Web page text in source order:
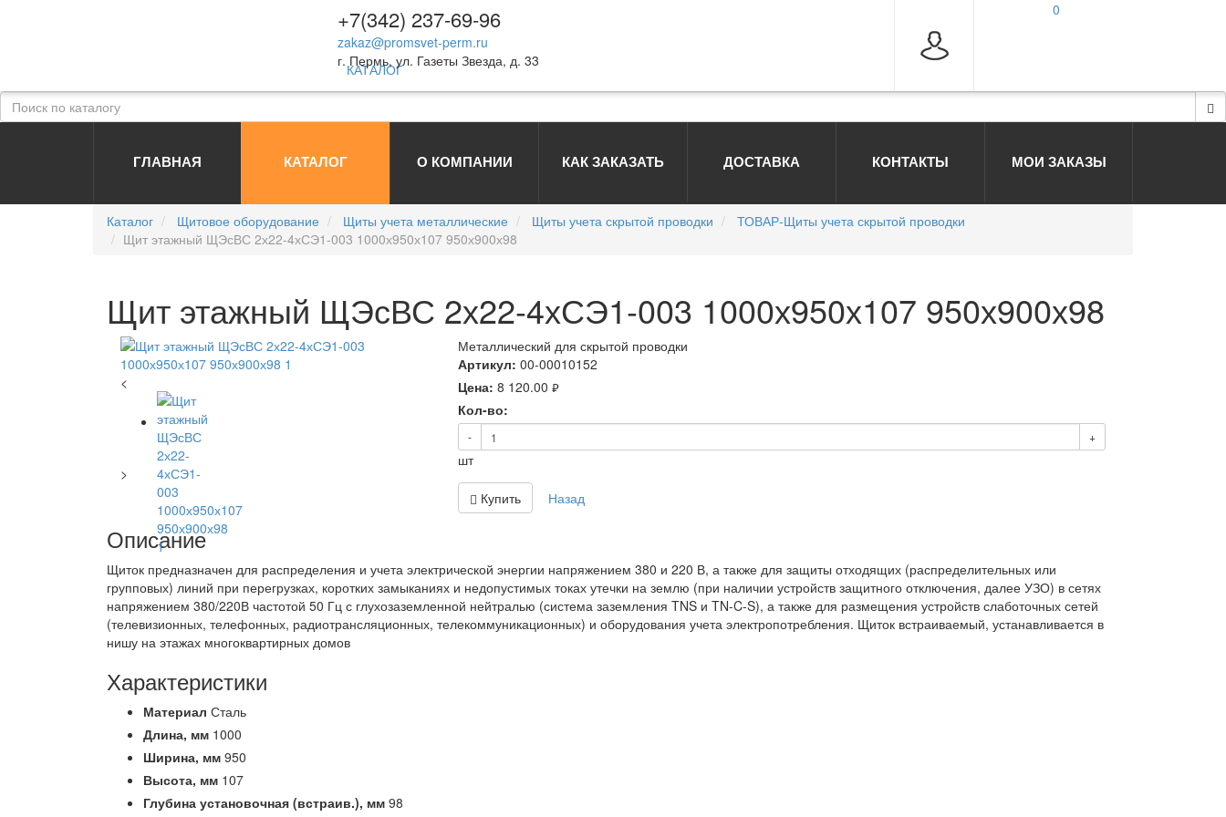
+7(342) 237-69-96
zakaz@promsvet-perm.ru
г. Пермь, ул. Газеты Звезда, д. 33
КАТАЛОГ
0
ГЛАВНАЯ КАТАЛОГ О КОМПАНИИ КАК ЗАКАЗАТЬ ДОСТАВКА КОНТАКТЫ МОИ ЗАКАЗЫ
Каталог Щитовое оборудование Щиты учета металлические Щиты учета скрытой проводки
ТОВАР-Щиты учета скрытой проводки
Щит этажный ЩЭсВС 2х22-4хСЭ1-003 1000х950х107 950х900х98
Щит этажный ЩЭсВС 2х22-4хСЭ1-003 1000х950х107 950х900х98
<
>
Металлический для скрытой проводки
Артикул: 00-00010152
Цена: 8 120.00 руб.
Кол-во:
- +
шт
Купить Назад
Описание
Щиток предназначен для распределения и учета электрической энергии напряжением 380 и 220 В, а также для защиты отходящих (распределительных или
групповых) линий при перегрузках, коротких замыканиях и недопустимых токах утечки на землю (при наличии устройств защитного отключения, далее УЗО) в сетях
напряжением 380/220В частотой 50 Гц с глухозаземленной нейтралью (система заземления TNS и TN-C-S), а также для размещения устройств слаботочных сетей
(телевизионных, телефонных, радиотрансляционных, телекоммуникационных) и оборудования учета электропотребления. Щиток встраиваемый, устанавливается в
нишу на этажах многоквартирных домов
Характеристики
Материал Сталь
Длина, мм 1000
Ширина, мм 950
Высота, мм 107
Глубина установочная (встраив.), мм 98